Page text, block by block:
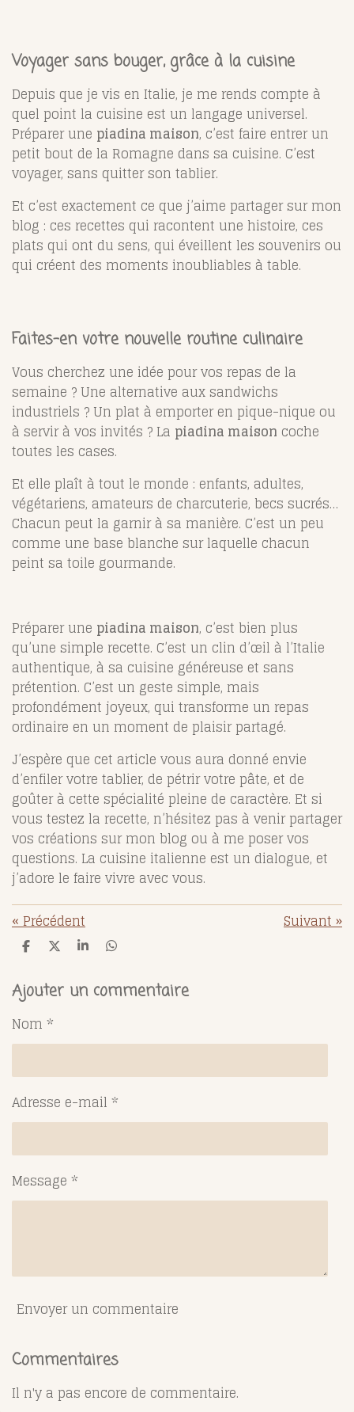
Voyager sans bouger, grâce à la cuisine
Depuis que je vis en Italie, je me rends compte à
quel point la cuisine est un langage universel.
Préparer une piadina maison, c’est faire entrer un
petit bout de la Romagne dans sa cuisine. C’est
voyager, sans quitter son tablier.
Et c’est exactement ce que j’aime partager sur mon
blog : ces recettes qui racontent une histoire, ces
plats qui ont du sens, qui éveillent les souvenirs ou
qui créent des moments inoubliables à table.
Faites-en votre nouvelle routine culinaire
Vous cherchez une idée pour vos repas de la
semaine ? Une alternative aux sandwichs
industriels ? Un plat à emporter en pique-nique ou
à servir à vos invités ? La piadina maison coche
toutes les cases.
Et elle plaît à tout le monde : enfants, adultes,
végétariens, amateurs de charcuterie, becs sucrés…
Chacun peut la garnir à sa manière. C’est un peu
comme une base blanche sur laquelle chacun
peint sa toile gourmande.
Préparer une piadina maison, c’est bien plus
qu’une simple recette. C’est un clin d’œil à l’Italie
authentique, à sa cuisine généreuse et sans
prétention. C’est un geste simple, mais
profondément joyeux, qui transforme un repas
ordinaire en un moment de plaisir partagé.
J’espère que cet article vous aura donné envie
d’enfiler votre tablier, de pétrir votre pâte, et de
goûter à cette spécialité pleine de caractère. Et si
vous testez la recette, n’hésitez pas à venir partager
vos créations sur mon blog ou à me poser vos
questions. La cuisine italienne est un dialogue, et
j’adore le faire vivre avec vous.
«Précédent Suivant»
P
t
a
e
r
P
t
a
r
P
t
a
r
P
t
a
r
Ajouter un commentaire
Nom *
Adresse e-mail *
Message *
Envoyer un commentaire
Commentaires
Il n'y a pas encore de commentaire.